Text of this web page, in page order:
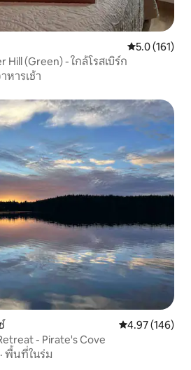
คะแนนเฉลี่ย
5.0 (161)
(Green) - ใกล้โรสเบิร์ก
หารเช้า
คะแนนเฉลี่ย
4.97 (146)
- Pirate's Cove
· พื้นที่ในร่ม